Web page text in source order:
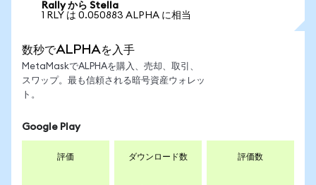
Rally から Stella
1 RLY は 0.050883 ALPHA に相当
数秒でALPHAを入手
MetaMaskでALPHAを購入、売却、取引、
スワップ。最も信頼される暗号資産ウォレッ
ト。
Google Play
評価 ダウンロード数 評価数